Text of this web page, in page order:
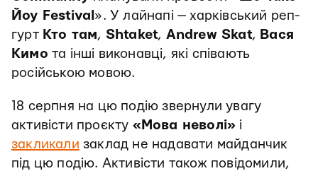
Йоу Festival». У лайнапі — харківський реп-
гурт Кто там, Shtaket, Andrew Skat, Вася
Кимо та інші виконавці, які співають
російською мовою.
18 серпня на цю подію звернули увагу
активісти проєкту «Мова неволі» і
закликали заклад не надавати майданчик
під цю подію. Активісти також повідомили,